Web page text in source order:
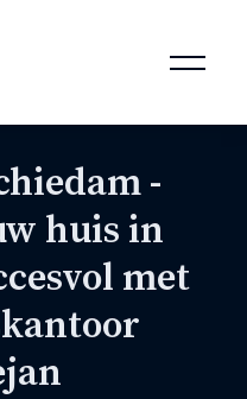
-
huis in
met